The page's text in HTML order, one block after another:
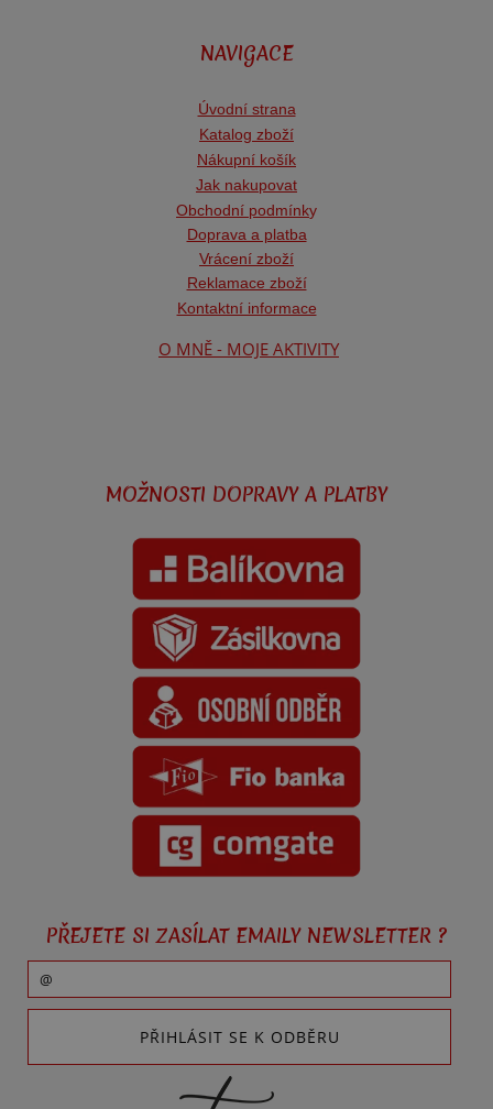
NAVIGACE
Úvodní strana
Katalog zboží
Nákupní košík
Jak nakupovat
Obchodní podmínky
Doprava a platba
Vrácení zboží
Reklamace zboží
Kontaktní informace
O MNĚ - MOJE AKTIVITY
MOŽNOSTI DOPRAVY A PLATBY
PŘEJETE SI ZASÍLAT EMAILY NEWSLETTER ?